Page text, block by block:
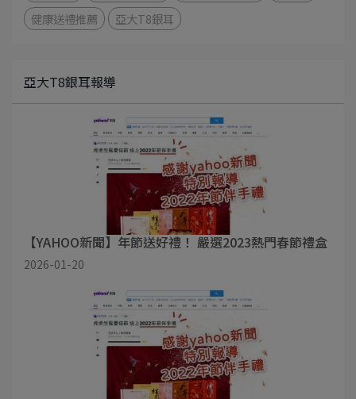
健康送禮推薦
亞大T8銀耳
亞大T8銀耳報導
【YAHOO新聞】年節送好禮！ 嚴選2023熱門春節禮盒
2026-01-20